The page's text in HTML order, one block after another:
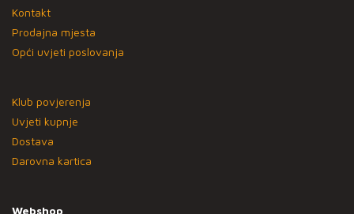
Kontakt
Prodajna mjesta
Opći uvjeti poslovanja
Klub povjerenja
Uvjeti kupnje
Dostava
Darovna kartica
Webshop